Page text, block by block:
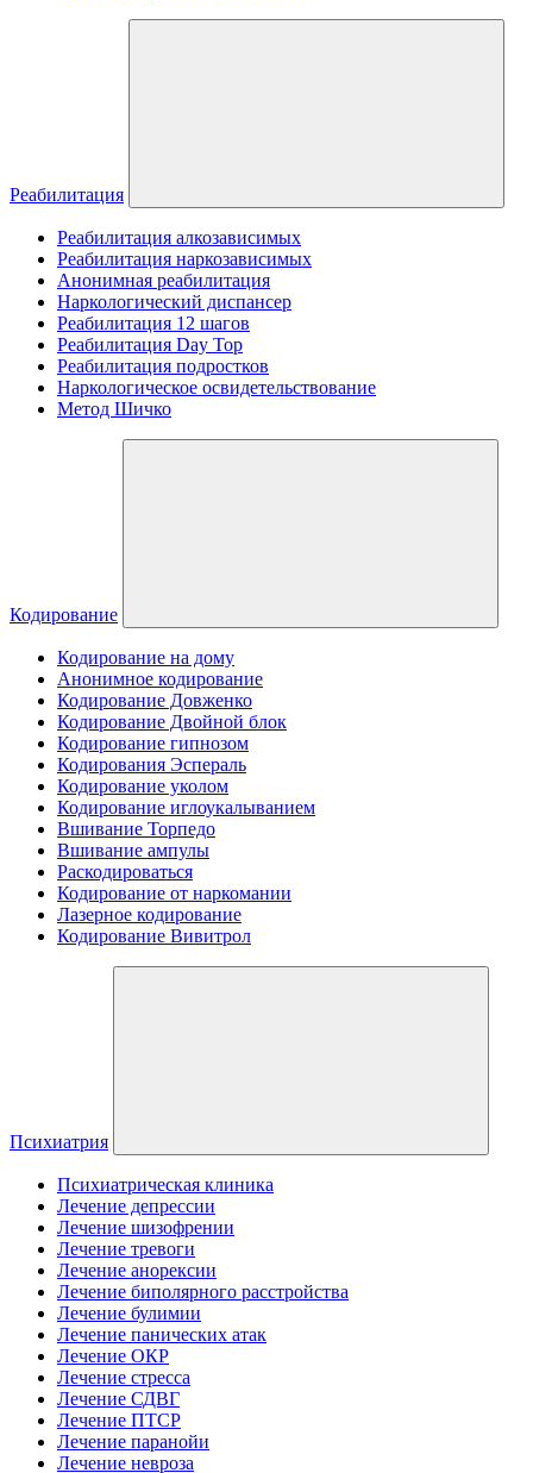
Реабилитация
Реабилитация алкозависимых
Реабилитация наркозависимых
Анонимная реабилитация
Наркологический диспансер
Реабилитация 12 шагов
Реабилитация Day Top
Реабилитация подростков
Наркологическое освидетельствование
Метод Шичко
Кодирование
Кодирование на дому
Анонимное кодирование
Кодирование Довженко
Кодирование Двойной блок
Кодирование гипнозом
Кодирования Эспераль
Кодирование уколом
Кодирование иглоукалыванием
Вшивание Торпедо
Вшивание ампулы
Раскодироваться
Кодирование от наркомании
Лазерное кодирование
Кодирование Вивитрол
Психиатрия
Психиатрическая клиника
Лечение депрессии
Лечение шизофрении
Лечение тревоги
Лечение анорексии
Лечение биполярного расстройства
Лечение булимии
Лечение панических атак
Лечение ОКР
Лечение стресса
Лечение СДВГ
Лечение ПТСР
Лечение паранойи
Лечение невроза